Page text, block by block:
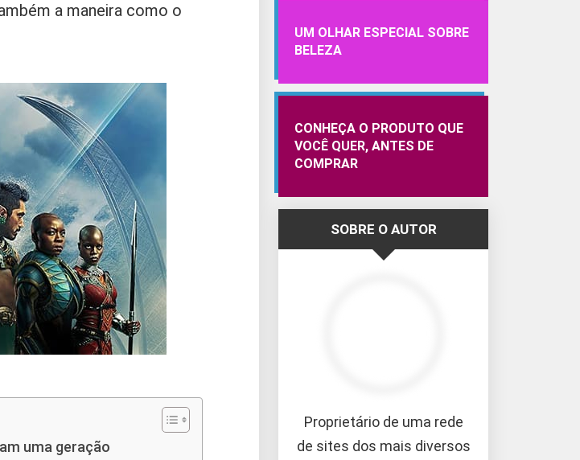
a maneira como o
uma geração
UM OLHAR ESPECIAL SOBRE
BELEZA
CONHEÇA O PRODUTO QUE
VOCÊ QUER, ANTES DE
COMPRAR
SOBRE O AUTOR
Proprietário de uma rede
de sites dos mais diversos